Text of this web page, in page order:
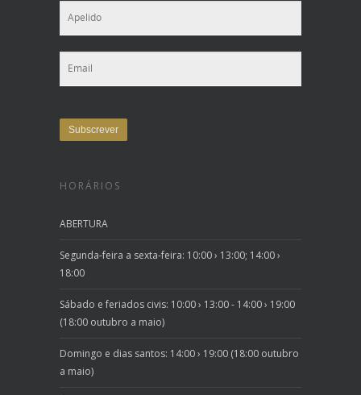
HORÁRIOS
ABERTURA
Segunda-feira a sexta-feira: 10:00 › 13:00; 14:00 ›
18:00
Sábado e feriados civis: 10:00 › 13:00 - 14:00 › 19:00
(18:00 outubro a maio)
Domingo e dias santos: 14:00 › 19:00 (18:00 outubro
a maio)